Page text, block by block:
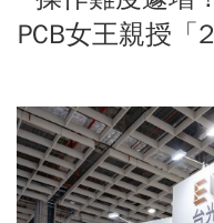
PCB女王親授「